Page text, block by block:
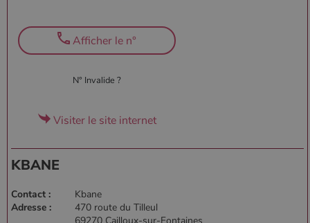
N° Invalide ?
Afficher le n°
Visiter le site internet
KBANE
Contact :
Kbane
Adresse :
470 route du Tilleul